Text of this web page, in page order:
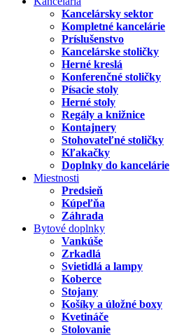
Kancelársky sektor
Kompletné kancelárie
Príslušenstvo
Kancelárske stoličky
Herné kreslá
Konferenčné stoličky
Písacie stoly
Herné stoly
Regály a knižnice
Kontajnery
Stohovateľné stoličky
Kľakačky
Doplnky do kancelárie
Miestnosti
Predsieň
Kúpeľňa
Záhrada
Bytové doplnky
Vankúše
Zrkadlá
Svietidlá a lampy
Koberce
Stojany
Košíky a úložné boxy
Kvetináče
Stolovanie